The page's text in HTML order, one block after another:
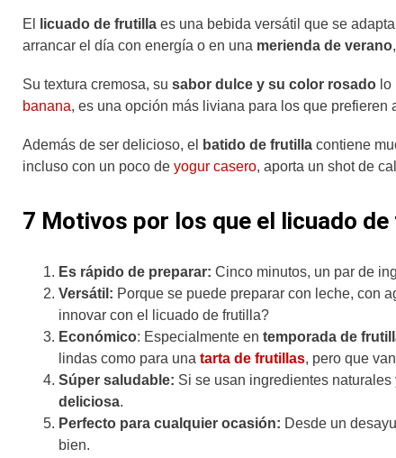
El licuado de frutilla es una bebida versátil que se
arrancar el día con energía o en una merienda de verano
Su textura cremosa, su sabor dulce y su color rosado
banana, es una opción más liviana para los que prefieren
Además de ser delicioso, el batido de frutilla contiene
incluso con un poco de yogur casero, aporta un shot de
7 Motivos por los que el licuado
Es rápido de preparar: Cinco minutos, un par de
Versátil: Porque se puede preparar con leche, con
innovar con el licuado de frutilla?
Económico: Especialmente en temporada de
lindas como para una tarta de frutillas, pero que
Súper saludable: Si se usan ingredientes
deliciosa.
Perfecto para cualquier ocasión: Desde un
bien.